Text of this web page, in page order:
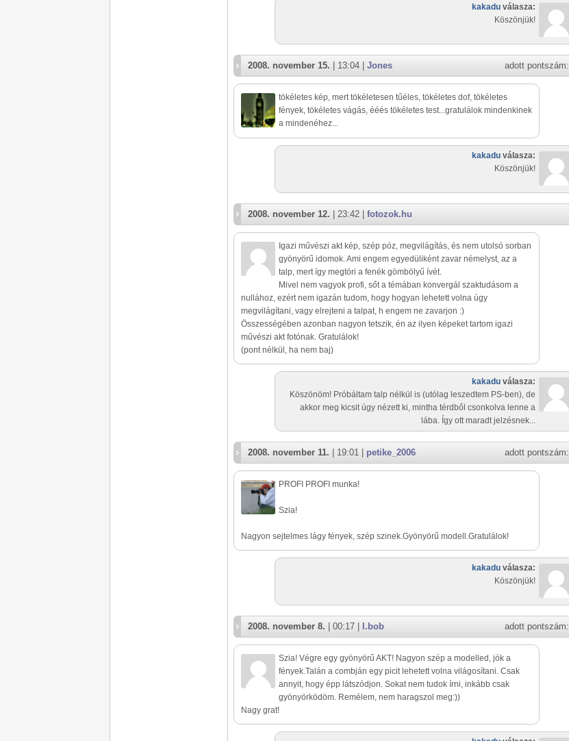
kakadu válasza:
Köszönjük!
adott pontszám:
2008. november 15. | 13:04 | Jones
tökéletes kép, mert tökéletesen tűéles, tökéletes dof, tökéletes
fények, tökéletes vágás, ééés tökéletes test...gratulálok mindenkinek
a mindenéhez...
kakadu válasza:
Köszönjük!
2008. november 12. | 23:42 | fotozok.hu
Igazi művészi akt kép, szép póz, megvilágítás, és nem utolsó sorban
gyönyörű idomok. Ami engem egyedüliként zavar némelyst, az a
talp, mert így megtöri a fenék gömbölyű ívét.
Mivel nem vagyok profi, sőt a témában konvergál szaktudásom a
nullához, ezért nem igazán tudom, hogy hogyan lehetett volna úgy
megvilágítani, vagy elrejteni a talpat, h engem ne zavarjon :)
Összességében azonban nagyon tetszik, én az ilyen képeket tartom igazi
művészi akt fotónak. Gratulálok!
(pont nélkül, ha nem baj)
kakadu válasza:
Köszönöm! Próbáltam talp nélkül is (utólag leszedtem PS-ben), de
akkor meg kicsit úgy nézett ki, mintha térdből csonkolva lenne a
lába. Így ott maradt jelzésnek...
adott pontszám:
2008. november 11. | 19:01 | petike_2006
PROFI PROFI munka!
Szia!
Nagyon sejtelmes lágy fények, szép szinek.Gyönyörű modell.Gratulálok!
kakadu válasza:
Köszönjük!
adott pontszám:
2008. november 8. | 00:17 | l.bob
Szia! Végre egy gyönyörű AKT! Nagyon szép a modelled, jók a
fények.Talán a combján egy picit lehetett volna világosítani. Csak
annyit, hogy épp látszódjon. Sokat nem tudok írni, inkább csak
gyönyörködöm. Remélem, nem haragszol meg:))
Nagy grat!